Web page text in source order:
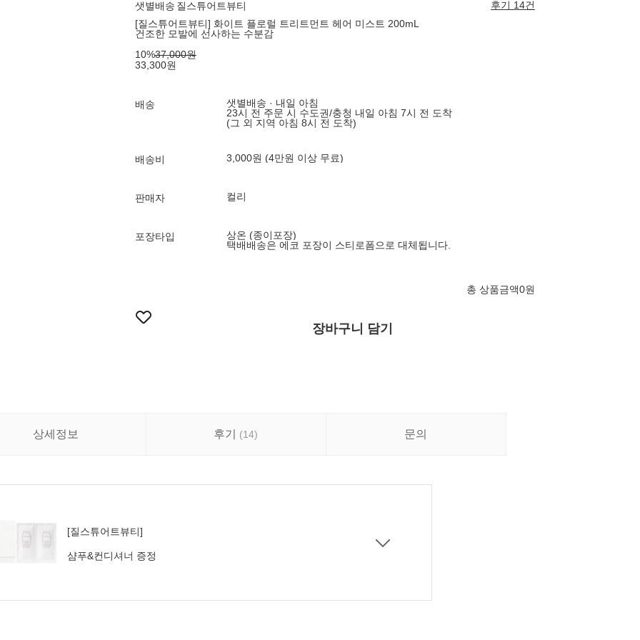
샛별배송 질스튜어트뷰티
후기 14건
[질스튜어트뷰티] 화이트 플로럴 트리트먼트 헤어 미스트 200mL
건조한 모발에 선사하는 수분감
10%37,000원
33,300원
배송
샛별배송 · 내일 아침
23시 전 주문 시 수도권/충청 내일 아침 7시 전 도착
(그 외 지역 아침 8시 전 도착)
배송비 3,000원 (4만원 이상 무료)
판매자 컬리
포장타입
상온 (종이포장)
택배배송은 에코 포장이 스티로폼으로 대체됩니다.
총 상품금액0원
장바구니 담기
상세정보 후기 (14) 문의
[질스튜어트뷰티]
샴푸&컨디셔너 증정